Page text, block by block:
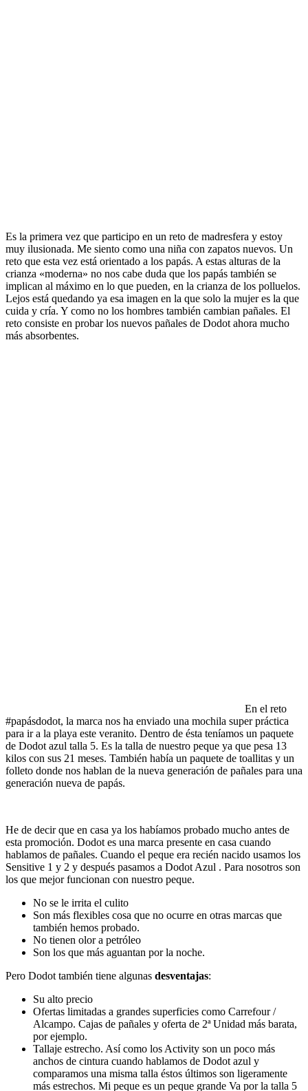
Es la primera vez que participo en un reto de madresfera y estoy
muy ilusionada. Me siento como una niña con zapatos nuevos. Un
reto que esta vez está orientado a los papás. A estas alturas de la
crianza «moderna» no nos cabe duda que los papás también se
implican al máximo en lo que pueden, en la crianza de los polluelos.
Lejos está quedando ya esa imagen en la que solo la mujer es la que
cuida y cría. Y como no los hombres también cambian pañales. El
reto consiste en probar los nuevos pañales de Dodot ahora mucho
más absorbentes.
En el reto
#papásdodot, la marca nos ha enviado una mochila super práctica
para ir a la playa este veranito. Dentro de ésta teníamos un paquete
de Dodot azul talla 5. Es la talla de nuestro peque ya que pesa 13
kilos con sus 21 meses. También había un paquete de toallitas y un
folleto donde nos hablan de la nueva generación de pañales para una
generación nueva de papás.
He de decir que en casa ya los habíamos probado mucho antes de
esta promoción. Dodot es una marca presente en casa cuando
hablamos de pañales. Cuando el peque era recién nacido usamos los
Sensitive 1 y 2 y después pasamos a Dodot Azul . Para nosotros son
los que mejor funcionan con nuestro peque.
No se le irrita el culito
Son más flexibles cosa que no ocurre en otras marcas que
también hemos probado.
No tienen olor a petróleo
Son los que más aguantan por la noche.
Pero Dodot también tiene algunas desventajas:
Su alto precio
Ofertas limitadas a grandes superficies como Carrefour /
Alcampo. Cajas de pañales y oferta de 2ª Unidad más barata,
por ejemplo.
Tallaje estrecho. Así como los Activity son un poco más
anchos de cintura cuando hablamos de Dodot azul y
comparamos una misma talla éstos últimos son ligeramente
más estrechos. Mi peque es un peque grande Va por la talla 5